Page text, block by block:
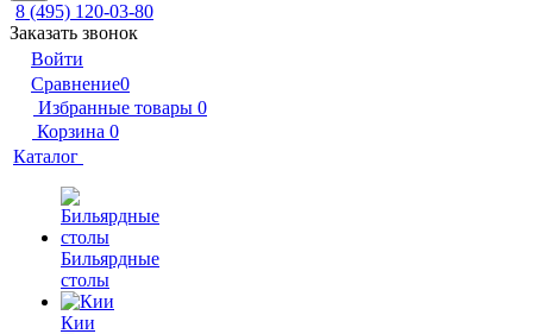
8 (495) 120-03-80
Заказать звонок
Войти
Сравнение0
Избранные товары 0
Корзина 0
Каталог
Бильярдные
столы
Кии